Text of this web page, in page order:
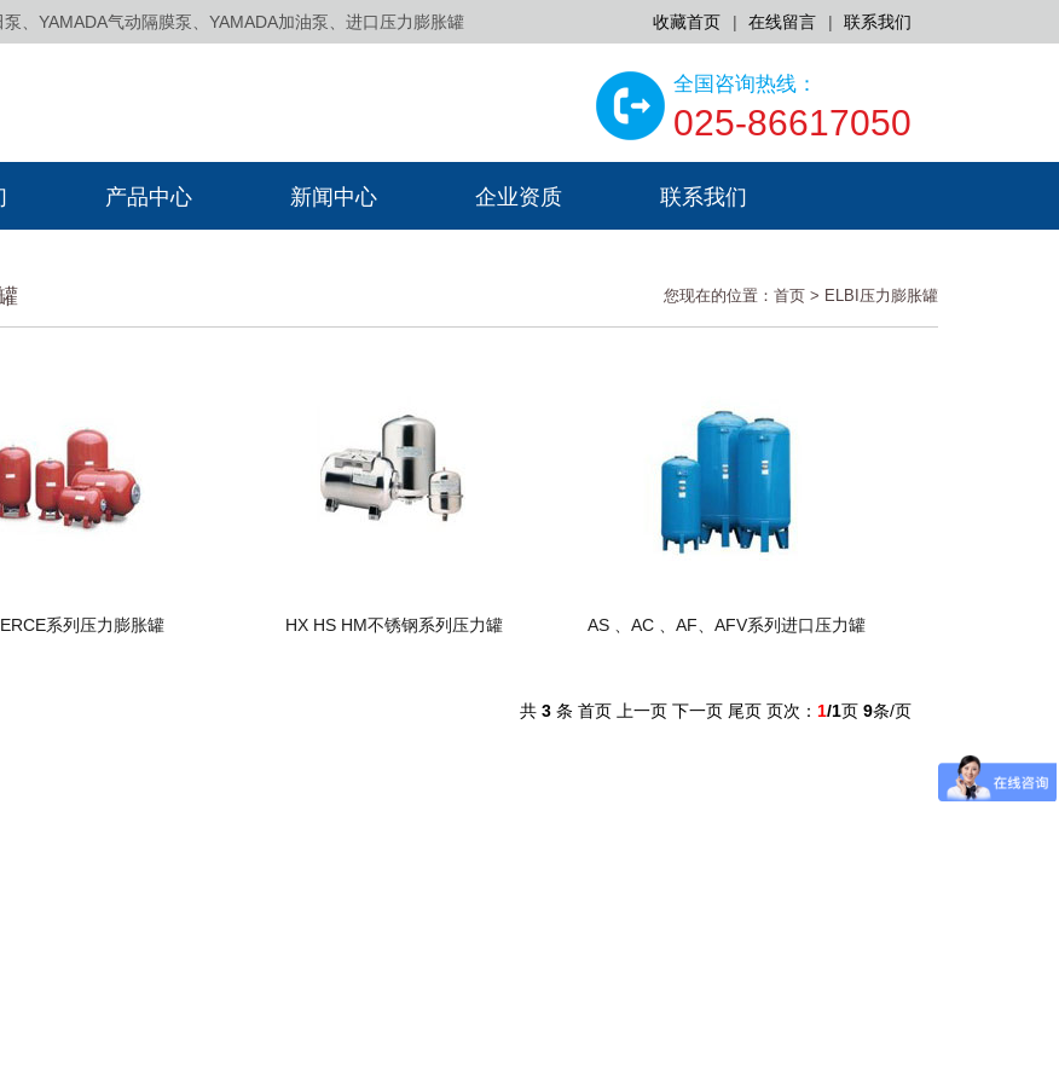
、YAMADA气动隔膜泵、YAMADA加油泵、进口压力膨胀罐 收藏首页 | 在线留言 | 联系我们
全国咨询热线：
025-86617050
产品中心 新闻中心 企业资质 联系我们
您现在的位置： 首页 > ELBI压力膨胀罐
系列压力膨胀罐 HX HS HM不锈钢系列压力罐 AS 、AC 、AF、AFV系列进口压力罐
共 3 条 首页 上一页 下一页 尾页 页次： 1/1页 9条/页